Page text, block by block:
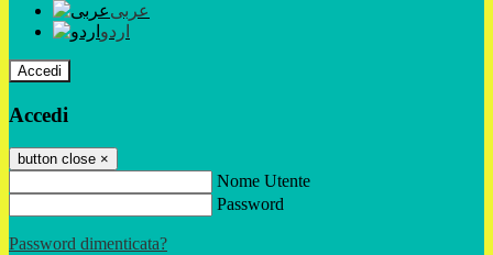
عربى
اردو
Accedi
Accedi
button close ×
Nome Utente
Password
Password dimenticata?